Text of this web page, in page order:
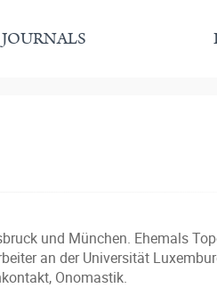
JOURNALS
und München. Ehemals
an der Universität
Onomastik.